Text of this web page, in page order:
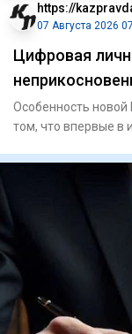
https://
07 Августа 2026
Цифровая
Особенность новой
том, что впервые в